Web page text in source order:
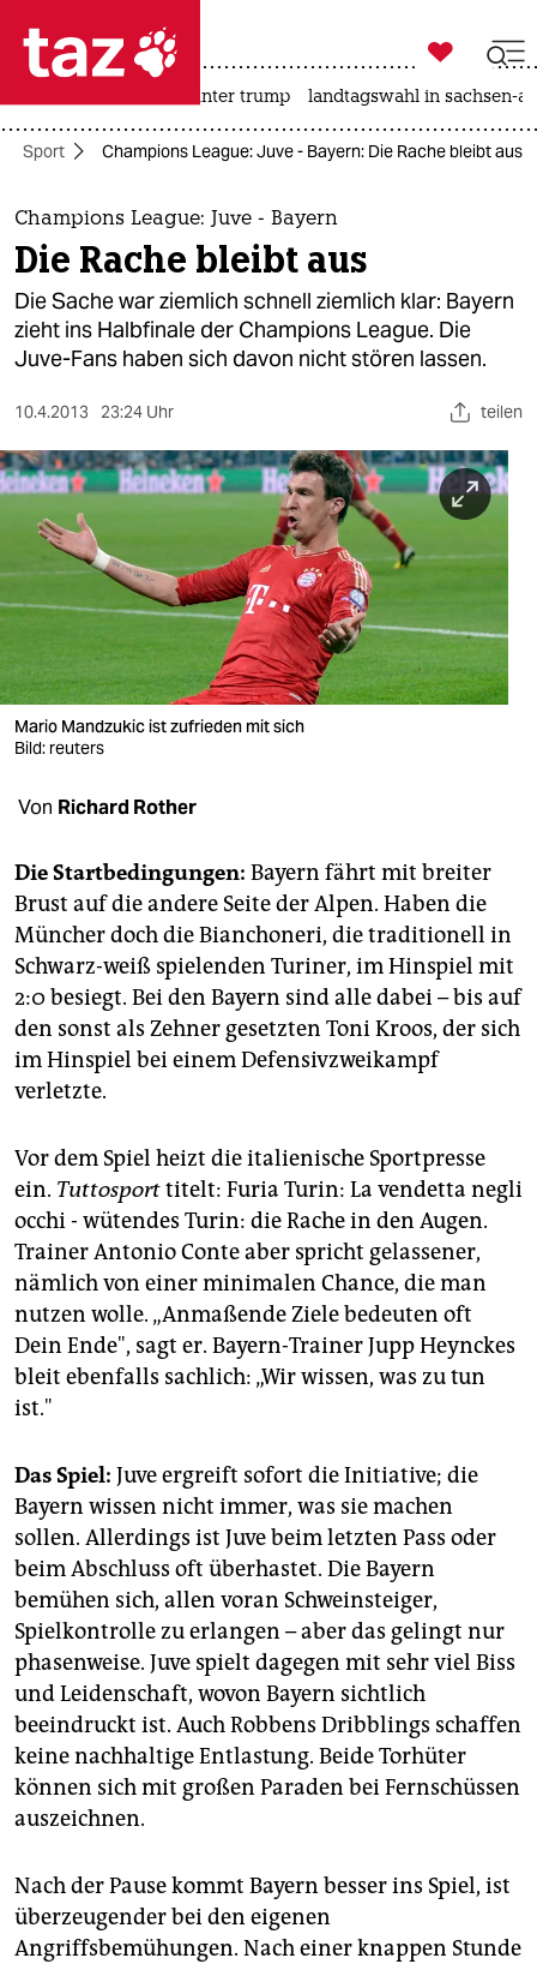
 taz zahl ich
taz zahl ich
themen
politik
öko
sport
berlin
wahrheit
verlag
verlag
veranstaltungen
fragen & hilfe
unterstützen
abo
genossenschaft
epaper login

taz zahl ich
usa unter trump landtagswahl in sachsen-
Sport Champions League: Juve - Bayern: Die Rache bleibt aus
Champions League: Juve - Bayern
Die Rache bleibt aus
Die Sache war ziemlich schnell ziemlich klar: Bayern
zieht ins Halbfinale der Champions League. Die
Juve-Fans haben sich davon nicht stören lassen.
10.4.2013 23:24 Uhr teilen
Mario Mandzukic ist zufrieden mit sich
Bild: reuters
Von Richard Rother
Die Startbedingungen: Bayern fährt mit breiter
Brust auf die andere Seite der Alpen. Haben die
Müncher doch die Bianchoneri, die traditionell in
Schwarz-weiß spielenden Turiner, im Hinspiel mit
2:0 besiegt. Bei den Bayern sind alle dabei – bis auf
den sonst als Zehner gesetzten Toni Kroos, der sich
im Hinspiel bei einem Defensivzweikampf
verletzte.
Vor dem Spiel heizt die italienische Sportpresse
ein. Tuttosporttitelt: Furia Turin: La vendetta negli
occhi - wütendes Turin: die Rache in den Augen.
Trainer Antonio Conte aber spricht gelassener,
nämlich von einer minimalen Chance, die man
nutzen wolle. „Anmaßende Ziele bedeuten oft
Dein Ende", sagt er. Bayern-Trainer Jupp Heynckes
bleit ebenfalls sachlich: „Wir wissen, was zu tun
ist."
Das Spiel: Juve ergreift sofort die Initiative; die
Bayern wissen nicht immer, was sie machen
sollen. Allerdings ist Juve beim letzten Pass oder
beim Abschluss oft überhastet. Die Bayern
bemühen sich, allen voran Schweinsteiger,
Spielkontrolle zu erlangen – aber das gelingt nur
phasenweise. Juve spielt dagegen mit sehr viel Biss
und Leidenschaft, wovon Bayern sichtlich
beeindruckt ist. Auch Robbens Dribblings schaffen
keine nachhaltige Entlastung. Beide Torhüter
können sich mit großen Paraden bei Fernschüssen
auszeichnen.
Nach der Pause kommt Bayern besser ins Spiel, ist
überzeugender bei den eigenen
Angriffsbemühungen. Nach einer knappen Stunde